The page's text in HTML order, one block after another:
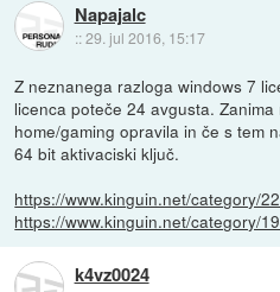
Napajalc
::29. jul 2016, 15:17
Z neznanega razloga windows 7
licenca poteče 24 avgusta.
home/gaming opravila in če s tem
64 bit aktivaciski ključ.
https://www.kinguin.net/category/
https://www.kinguin.net/category/
k4vz0024